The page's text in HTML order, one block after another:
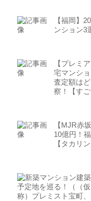
【福岡】
ンション3
【プレミ
宅マンシ
査定額は
察！【すご
【MJR赤
10億円！
【タカリン